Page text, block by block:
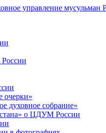
управление мусульман
очерки»
духовное собрание»
о ЦДУМ России